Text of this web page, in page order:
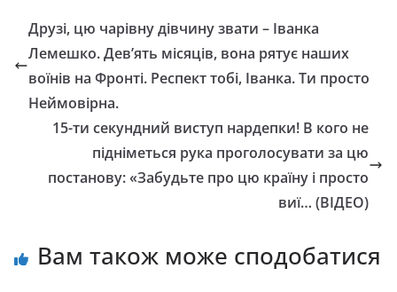
Друзі, цю чарівну дівчину звати – Іванка
Лемешко. Дев’ять місяців, вона рятує наших
воїнів на Фронті. Респект тобі, Іванка. Ти просто
Неймовірна.
15-ти секундний виступ нардепки! В кого не
підніметься рука проголосувати за цю
постанову: «Забудьте про цю країну і просто
виї… (ВІДЕО)
Вам також може сподобатися